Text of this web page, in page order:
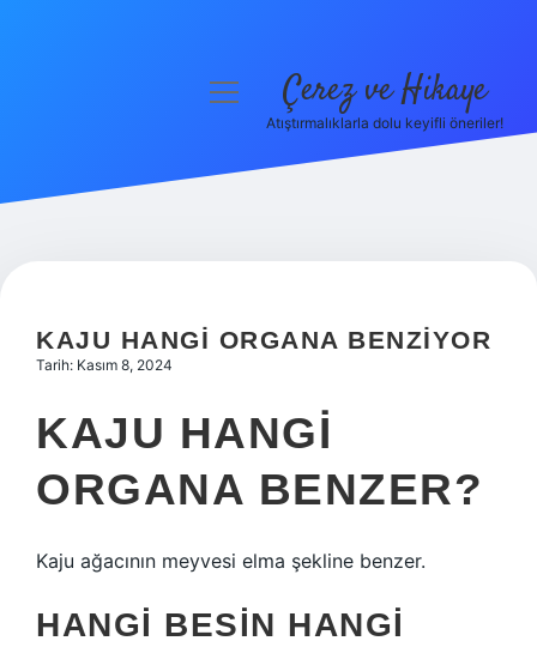
Hakkımızda
menüyü Çerez ve Hikaye
Atıştırmalıklarla dolu keyifli öneriler!
KAJU HANGI ORGANA BENZIYOR
Tarih: Kasım 8, 2024
KAJU HANGI
ORGANA BENZER?
Kaju ağacının meyvesi elma şekline benzer.
HANGI BESIN HANGI